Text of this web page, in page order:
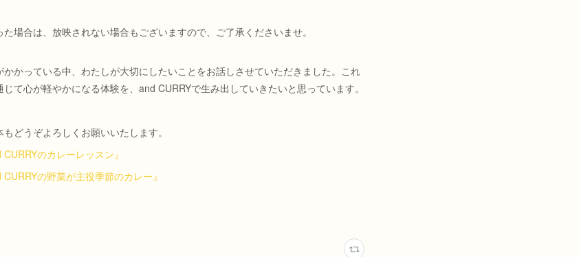
場合は、放映されない場合もございますので、ご了承くださいませ。
かっている中、わたしが大切にしたいことをお話しさせていただきました。これ
て心が軽やかになる体験を、and CURRYで生み出していきたいと思っています。
どうぞよろしくお願いいたします。
のカレーレッスン』
の野菜が主役季節のカレー』